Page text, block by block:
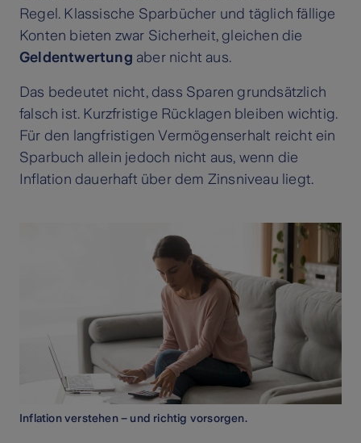
Regel. Klassische Sparbücher und täglich fällige
Konten bieten zwar Sicherheit, gleichen die
Geldentwertung aber nicht aus.
Das bedeutet nicht, dass Sparen grundsätzlich
falsch ist. Kurzfristige Rücklagen bleiben wichtig.
Für den langfristigen Vermögenserhalt reicht ein
Sparbuch allein jedoch nicht aus, wenn die
Inflation dauerhaft über dem Zinsniveau liegt.
Inflation verstehen – und richtig vorsorgen.